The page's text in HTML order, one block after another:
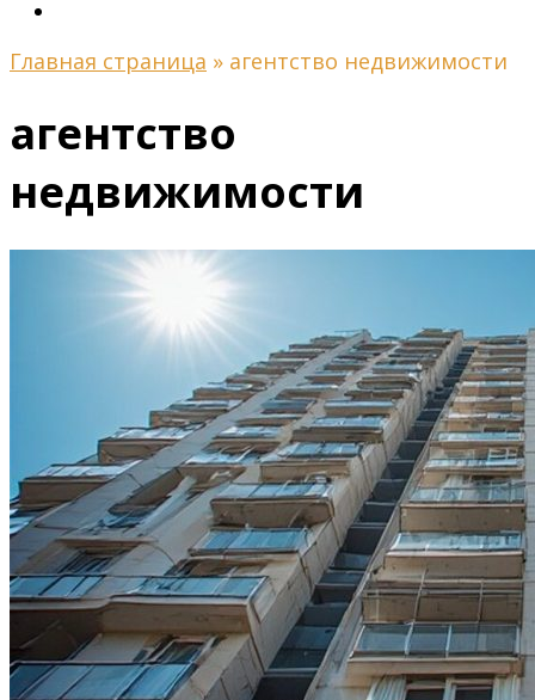
Главная страница » агентство недвижимости
агентство
недвижимости